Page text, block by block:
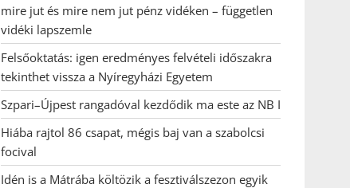
mire jut és mire nem jut pénz vidéken – független
vidéki lapszemle
Felsőoktatás: igen eredményes felvételi időszakra
tekinthet vissza a Nyíregyházi Egyetem
Szpari–Újpest rangadóval kezdődik ma este az NB I
Hiába rajtol 86 csapat, mégis baj van a szabolcsi
focival
Idén is a Mátrába költözik a fesztiválszezon egyik